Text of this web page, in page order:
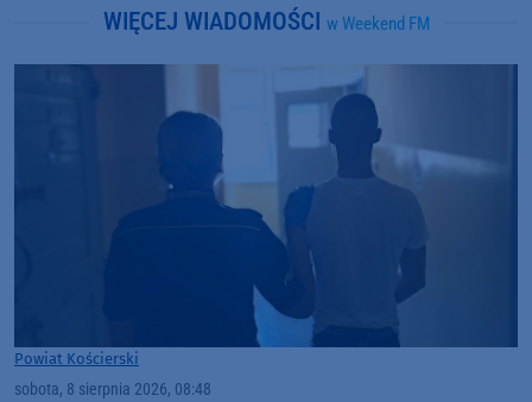
WIĘCEJ WIADOMOŚCI w Weekend FM
Powiat Kościerski
sobota, 8 sierpnia 2026, 08:48